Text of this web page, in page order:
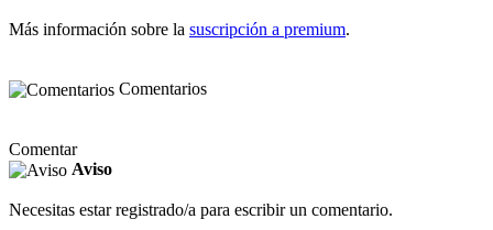
Más información sobre la suscripción a premium.
Comentarios
Comentar
Aviso
Necesitas estar registrado/a para escribir un comentario.